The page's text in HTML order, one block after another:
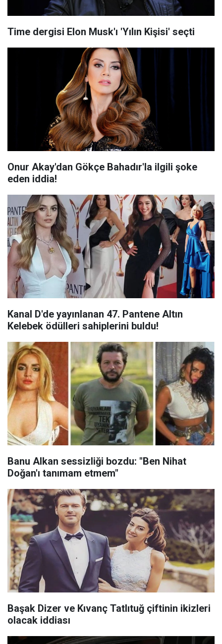
Time dergisi Elon Musk'ı 'Yılın Kişisi' seçti
Onur Akay'dan Gökçe Bahadır'la ilgili şoke
eden iddia!
Kanal D'de yayınlanan 47. Pantene Altın
Kelebek ödülleri sahiplerini buldu!
Banu Alkan sessizliği bozdu: "Ben Nihat
Doğan'ı tanımam etmem"
Başak Dizer ve Kıvanç Tatlıtuğ çiftinin ikizleri
olacak iddiası